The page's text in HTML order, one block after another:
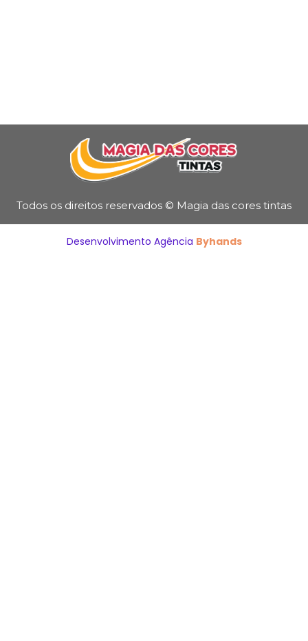
Todos os direitos reservados © Magia das cores tintas
Desenvolvimento Agência Byhands